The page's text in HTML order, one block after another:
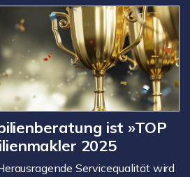
ist »TOP
2025
Servicequalität wird